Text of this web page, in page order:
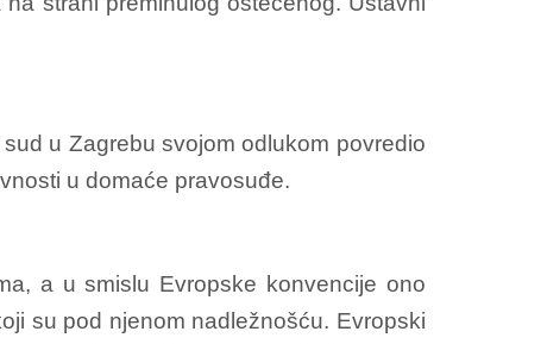
u Zagrebu svojom odlukom povredio
u domaće pravosuđe.
a u smislu Evropske konvencije ono
su pod njenom nadležnošću. Evropski